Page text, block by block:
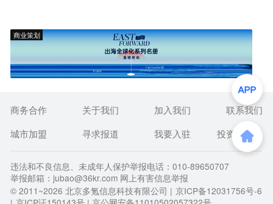
商业策划
商务合作 关于我们 加入我们
联系我们
城市加盟
寻求报道 我要入驻 投资者关系
违法和不良信息、未成年人保护举报电话：010-89650707
举报邮箱：jubao@36kr.com 网上有害信息举报
© 2011~2026 北京多氪信息科技有限公司 | 京ICP备12031756号-6